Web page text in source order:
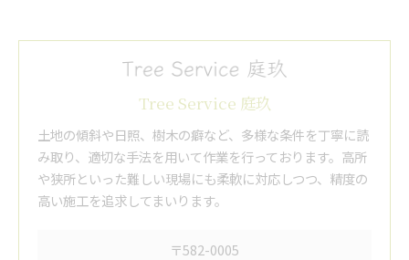
Tree Service 庭玖
土地の傾斜や日照、樹木の癖など、多様な条件を丁寧に読
み取り、適切な手法を用いて作業を行っております。高所
や狭所といった難しい現場にも柔軟に対応しつつ、精度の
高い施工を追求してまいります。
〒582-0005